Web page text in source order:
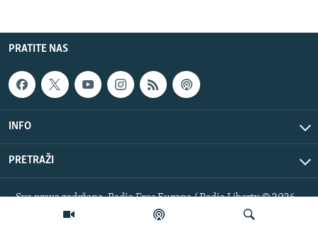
PRATITE NAS
INFO
PRETRAŽI
Sva prava zadržana. Radio Free Europe / Radio Liberty © 2026
RFE/RL, Inc.